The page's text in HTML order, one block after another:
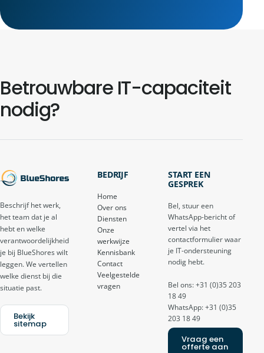
Betrouwbare IT-capaciteit
nodig?
Beschrijf het werk,
het team dat je al
hebt en welke
verantwoordelijkheid
je bij BlueShores wilt
leggen. We vertellen
welke dienst bij die
situatie past.
Bekijk
sitemap
BEDRIJF
Home
Over ons
Diensten
Onze
werkwijze
Kennisbank
Contact
Veelgestelde
vragen
START EEN
GESPREK
Bel, stuur een
WhatsApp-bericht of
vertel via het
contactformulier waar
je IT-ondersteuning
nodig hebt.
Bel ons: +31 (0)35 203
18 49
WhatsApp: +31 (0)35
203 18 49
Vraag een
offerte aan